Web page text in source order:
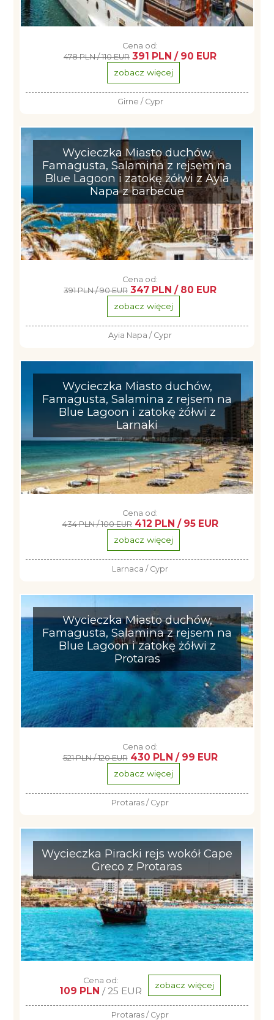
Cena od:
478 PLN / 110 EUR 391 PLN / 90 EUR
zobacz więcej
Girne / Cypr
Wycieczka Miasto duchów,
Famagusta, Salamina z rejsem na
Blue Lagoon i zatokę żółwi z Ayia
Napa z barbecue
Cena od:
391 PLN / 90 EUR 347 PLN / 80 EUR
zobacz więcej
Ayia Napa / Cypr
Wycieczka Miasto duchów,
Famagusta, Salamina z rejsem na
Blue Lagoon i zatokę żółwi z
Larnaki
Cena od:
434 PLN / 100 EUR 412 PLN / 95 EUR
zobacz więcej
Larnaca / Cypr
Wycieczka Miasto duchów,
Famagusta, Salamina z rejsem na
Blue Lagoon i zatokę żółwi z
Protaras
Cena od:
521 PLN / 120 EUR 430 PLN / 99 EUR
zobacz więcej
Protaras / Cypr
Wycieczka Piracki rejs wokół Cape
Greco z Protaras
Cena od:
109 PLN / 25 EUR zobacz więcej
Protaras / Cypr